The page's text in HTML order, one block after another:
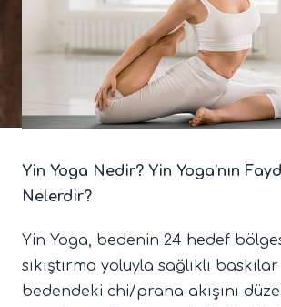
Yin Yoga Nedir? Yin Yoga’nın
Nelerdir?
Yin Yoga, bedenin 24 hedef
sıkıştırma yoluyla sağlıklı
bedendeki chi/prana akışını